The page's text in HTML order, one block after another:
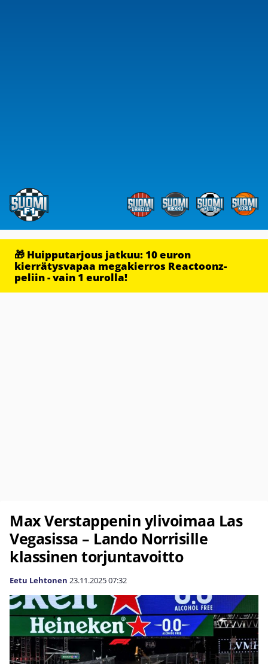
🎁 Huipputarjous jatkuu: 10 euron
kierrätysvapaa megakierros Reactoonz-
peliin - vain 1 eurolla!
Max Verstappenin ylivoimaa Las
Vegasissa – Lando Norrisille
klassinen torjuntavoitto
Eetu Lehtonen 23.11.202507:32